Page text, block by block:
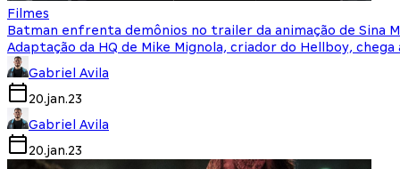
Filmes
Batman enfrenta demônios no trailer da animação de Sina
Adaptação da HQ de Mike Mignola, criador do Hellboy, chega
Gabriel Avila
20.jan.23
Gabriel Avila
20.jan.23